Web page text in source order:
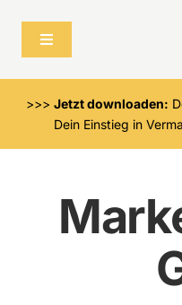
Toggle
Für Organisationen
Über mich
>>> Jetzt downloaden:
Dein Einstieg in